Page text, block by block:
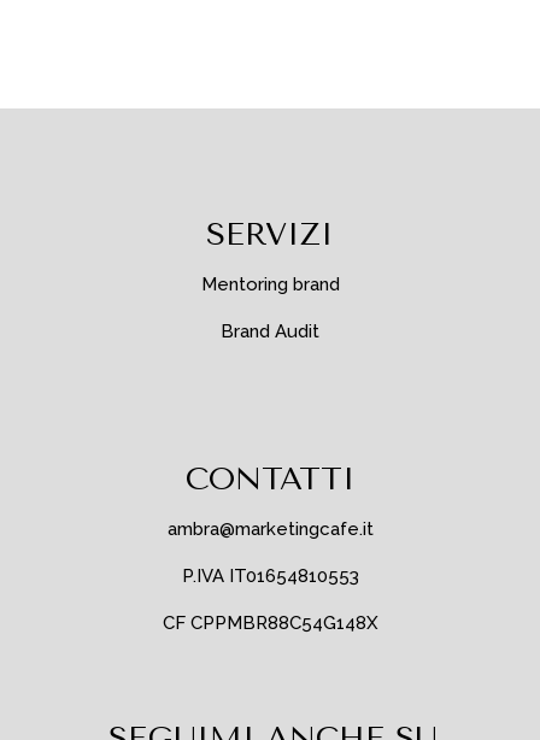
SERVIZI
Mentoring brand
Brand Audit
CONTATTI
ambra@marketingcafe.it
P.IVA IT01654810553
CF CPPMBR88C54G148X